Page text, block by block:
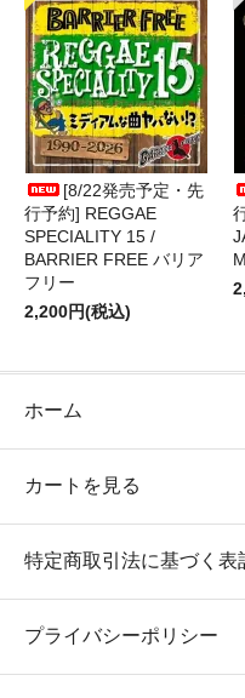
[8/22発売予定・先
行予約] REGGAE
SPECIALITY 15 /
BARRIER FREE バリア
フリー
2,200円(税込)
ホーム
カートを見る
特定商取引法に基づく表
プライバシーポリシー